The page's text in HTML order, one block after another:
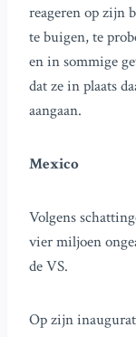
reageren op zijn
te buigen, te
en in sommige
dat ze in plaats
aangaan.
Mexico
Volgens
vier miljoen
de VS.
Op zijn